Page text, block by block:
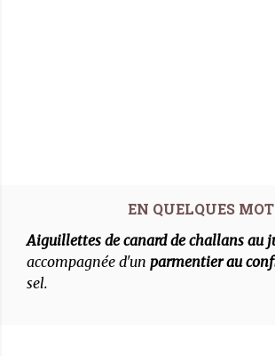
Aiguillettes de canard de challans au
accompagnée d'un parmentier au
sel.